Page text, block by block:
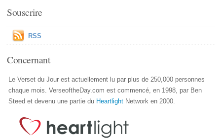
Souscrire
RSS
Concernant
Le Verset du Jour est actuellement lu par plus de 250,000 personnes
chaque mois. VerseoftheDay.com est commencé, en 1998, par Ben
Steed et devenu une partie du Heartlight Network en 2000.